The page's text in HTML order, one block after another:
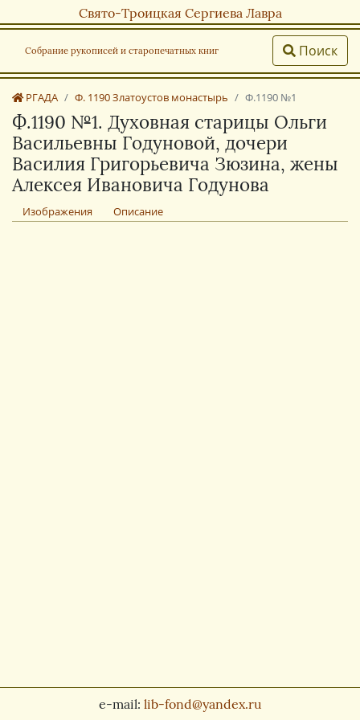
Свято-Троицкая Сергиева Лавра
Собрание рукописей и старопечатных книг Поиск
РГАДА Ф. 1190 Златоустов монастырь Ф.1190 №1
Ф.1190 №1. Духовная старицы Ольги
Васильевны Годуновой, дочери
Василия Григорьевича Зюзина, жены
Алексея Ивановича Годунова
Изображения Описание
e-mail: lib-fond@yandex.ru